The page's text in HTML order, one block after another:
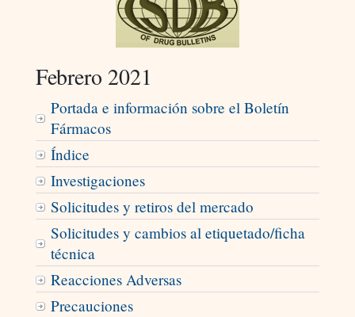
Febrero 2021
Portada e información sobre el Boletín
Fármacos
Índice
Investigaciones
Solicitudes y retiros del mercado
Solicitudes y cambios al etiquetado/ficha
técnica
Reacciones Adversas
Precauciones